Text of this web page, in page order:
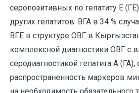
серопозитивных по гепатиту Е
других гепатитов: ВГА в 34 %
ВГЕ в структуре ОВГ в
комплексной диагностики ОВГ с
серодиагностикой гепатита А
распространенность маркеров
на необходимость